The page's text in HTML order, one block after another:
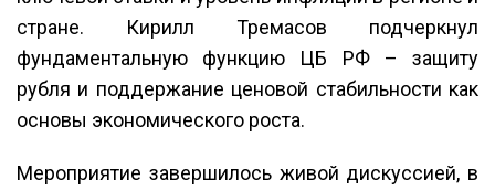
стране. Кирилл Тремасов подчеркнул
фундаментальную функцию ЦБ РФ – защиту
рубля и поддержание ценовой стабильности как
основы экономического роста.
Мероприятие завершилось живой дискуссией, в